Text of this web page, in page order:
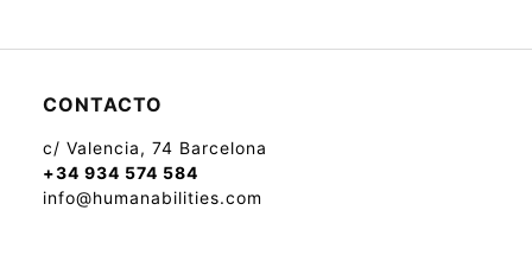
CONTACTO
c/ Valencia, 74 Barcelona
+34 934 574 584
info@humanabilities.com